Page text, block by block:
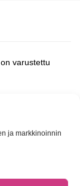
ja markkinoinnin
varustettu
tietoa